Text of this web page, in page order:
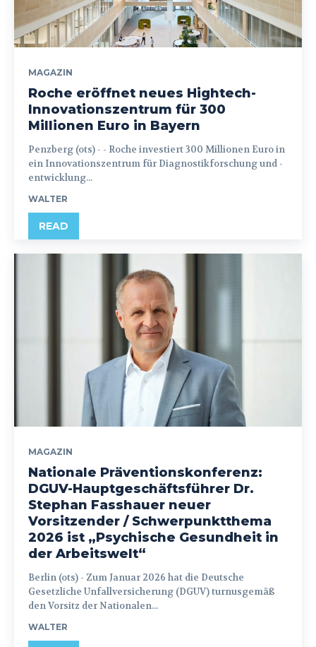
MAGAZIN
Roche eröffnet neues Hightech-
Innovationszentrum für 300
Millionen Euro in Bayern
Penzberg (ots) - - Roche investiert 300 Millionen Euro in
ein Innovationszentrum für Diagnostikforschung und -
entwicklung...
WALTER
READ
MAGAZIN
Nationale Präventionskonferenz:
DGUV-Hauptgeschäftsführer Dr.
Stephan Fasshauer neuer
Vorsitzender / Schwerpunktthema
2026 ist „Psychische Gesundheit in
der Arbeitswelt“
Berlin (ots) - Zum Januar 2026 hat die Deutsche
Gesetzliche Unfallversicherung (DGUV) turnusgemäß
den Vorsitz der Nationalen...
WALTER